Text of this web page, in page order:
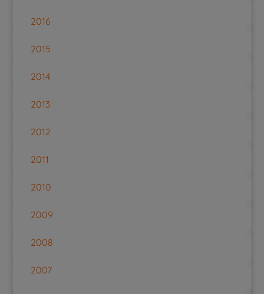
2016
2015
2014
2013
2012
2011
2010
2009
2008
2007